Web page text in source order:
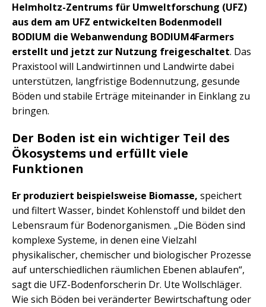
Helmholtz-Zentrums für Umweltforschung (UFZ)
aus dem am UFZ entwickelten Bodenmodell
BODIUM die Webanwendung BODIUM4Farmers
erstellt und jetzt zur Nutzung freigeschaltet. Das
Praxistool will Landwirtinnen und Landwirte dabei
unterstützen, langfristige Bodennutzung, gesunde
Böden und stabile Erträge miteinander in Einklang zu
bringen.
Der Boden ist ein wichtiger Teil des
Ökosystems und erfüllt viele
Funktionen
Er produziert beispielsweise Biomasse, speichert
und filtert Wasser, bindet Kohlenstoff und bildet den
Lebensraum für Bodenorganismen. „Die Böden sind
komplexe Systeme, in denen eine Vielzahl
physikalischer, chemischer und biologischer Prozesse
auf unterschiedlichen räumlichen Ebenen ablaufen“,
sagt die UFZ-Bodenforscherin Dr. Ute Wollschläger.
Wie sich Böden bei veränderter Bewirtschaftung oder